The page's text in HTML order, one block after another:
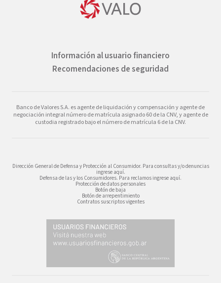
Información al usuario financiero
Recomendaciones de seguridad
Banco de Valores S.A. es agente de liquidación y compensación y agente de
negociación integral número de matrícula asignado 60 de la CNV, y agente de
custodia registrado bajo el número de matrícula 6 de la CNV.
Dirección General de Defensa y Protección al Consumidor. Para consultas y/o denuncias
ingrese aquí.
Defensa de las y los Consumidores. Para reclamos ingrese aquí.
Protección de datos personales
Botón de baja
Botón de arrepentimiento
Contratos suscriptos vigentes